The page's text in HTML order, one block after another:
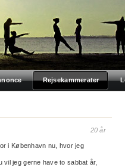
Rejsekammerater
20 år
i København nu, hvor jeg
jeg gerne have to sabbat år,